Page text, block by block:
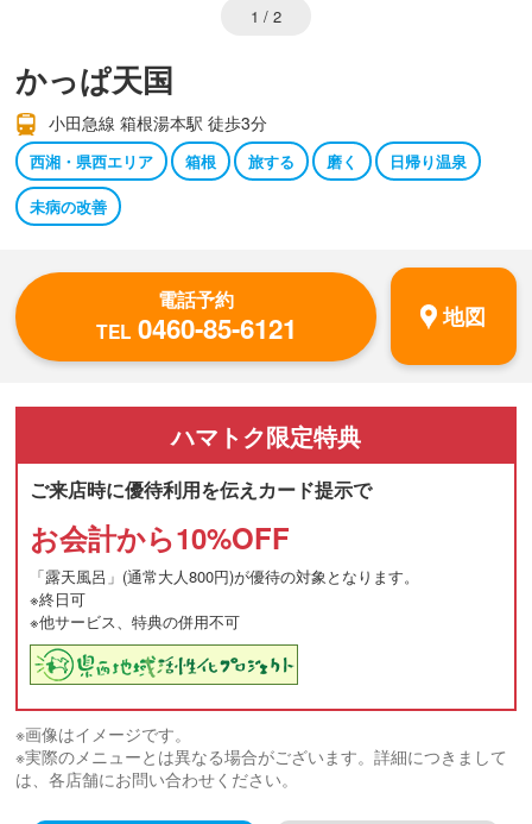
1 / 2
かっぱ天国
小田急線 箱根湯本駅 徒歩3分
西湘・県西エリア 箱根 旅する 磨く
日帰り温泉
未病の改善
電話予約
TEL 0460-85-6121 地図
ハマトク限定特典
ご来店時に優待利用を伝えカード提示で
お会計から10%OFF
「露天風呂」(通常大人800円)が優待の対象となります。
※終日可
※他サービス、特典の併用不可
※画像はイメージです。
※実際のメニューとは異なる場合がございます。詳細につきまして
は、各店舗にお問い合わせください。